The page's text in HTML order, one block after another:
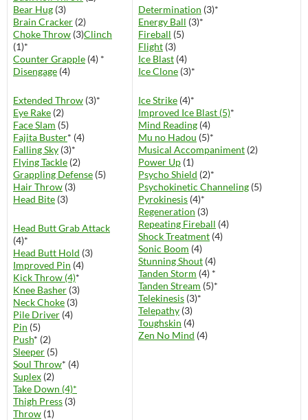
Bear Hug (3)
Brain Cracker (2)
Choke Throw (3)Clinch
(1)*
Counter Grapple (4) *
Disengage (4)
Extended Throw (3)*
Eye Rake (2)
Face Slam (5)
Fajita Buster* (4)
Falling Sky (3)*
Flying Tackle (2)
Grappling Defense (5)
Hair Throw (3)
Head Bite (3)
Head Butt Grab Attack
(4)*
Head Butt Hold (3)
Improved Pin (4)
Kick Throw (4)*
Knee Basher (3)
Neck Choke (3)
Pile Driver (4)
Pin (5)
Push* (2)
Sleeper (5)
Soul Throw* (4)
Suplex (2)
Take Down (4)*
Thigh Press (3)
Throw (1)
Determination (3)*
Energy Ball (3)*
Fireball (5)
Flight (3)
Ice Blast (4)
Ice Clone (3)*
Ice Strike (4)*
Improved Ice Blast (5)*
Mind Reading (4)
Mu no Hadou (5)*
Musical Accompaniment (2)
Power Up (1)
Psycho Shield (2)*
Psychokinetic Channeling (5)
Pyrokinesis (4)*
Regeneration (3)
Repeating Fireball (4)
Shock Treatment (4)
Sonic Boom (4)
Stunning Shout (4)
Tanden Storm (4) *
Tanden Stream (5)*
Telekinesis (3)*
Telepathy (3)
Toughskin (4)
Zen No Mind (4)